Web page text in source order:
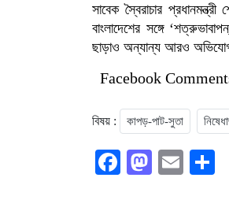
সাবেক স্বৈরাচার
বাংলাদেশের সঙ্গে
ছাড়াও অন্যান্য আরও
Facebook
বিষয় : কাপড়-পাট-সুতা
FacebookEmail